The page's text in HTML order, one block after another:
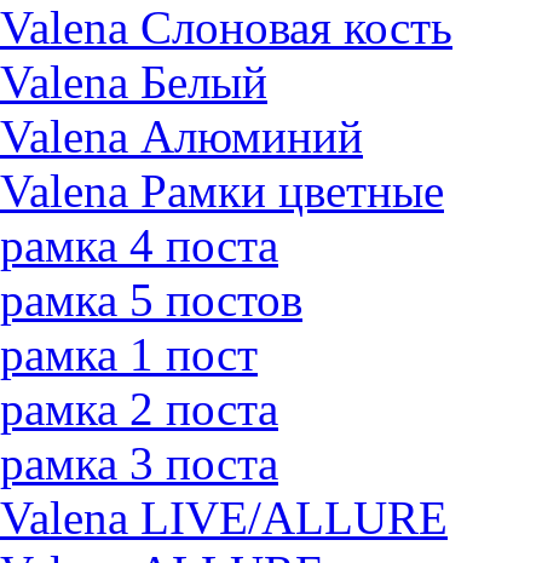
Valena Слоновая кость
Valena Белый
Valena Алюминий
Valena Рамки цветные
рамка 4 поста
рамка 5 постов
рамка 1 пост
рамка 2 поста
рамка 3 поста
Valena LIVE/ALLURE